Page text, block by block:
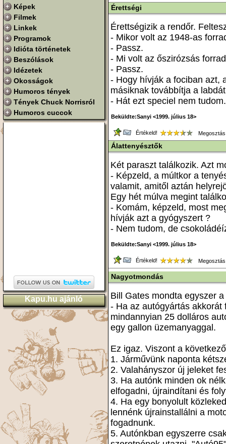
Képek
Filmek
Linkek
Programok
Idióta történetek
Beszólások
Idézetek
Okosságok
Humoros tények
Tények Chuck Norrisról
Humoros cuccok
Kapu.hu ajánló
Érettségi
Érettségizik a rendőr.
- Mikor volt az 1948-as
- Passz.
- Mi volt az őszirózsás
- Passz.
- Hogy hívják a fociban azt,
másiknak továbbítja a
- Hát ezt speciel nem tudom.
Beküldte:Sanyi <1999. július 18>
Értékeld!
Álattenyésztők
Két paraszt találkozik. Azt
- Képzeld, a múltkor a
valamit, amitől aztán
Egy hét múlva megint
- Komám, képzeld, most
hívják azt a gyógyszert ?
- Nem tudom, de
Beküldte:Sanyi <1999. július 18>
Értékeld!
Nagyotmondás
Bill Gates mondta egyszer
- Ha az autógyártás
mindannyian 25 dolláros
egy gallon üzemanyaggal.
Ez igaz. Viszont a
1. Járművünk naponta
2. Valahányszor új jeleket
3. Ha autónk minden ok
elfogadni, újraindítani és
4. Ha egy bonyolult
lennénk újrainstallálni a
fogadnunk.
5. Autónkban egyszerre